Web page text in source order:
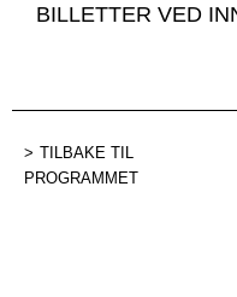
BILLETTER VED
TILBAKE TIL
PROGRAMMET